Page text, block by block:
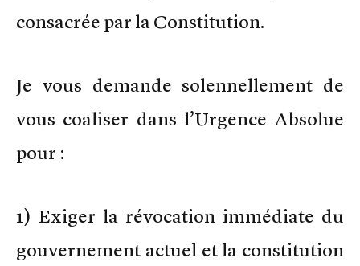
consacrée par la Constitution.
Je vous demande solennellement de
vous coaliser dans l’Urgence Absolue
pour :
1) Exiger la révocation immédiate du
gouvernement actuel et la constitution